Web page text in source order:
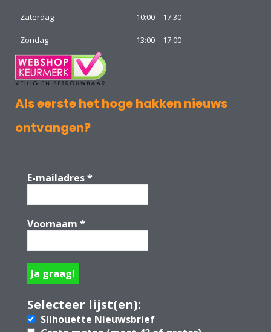
Zaterdag 10:00 – 17:30
Zondag 13:00 – 17:00
Als eerste het hoge hakken nieuws
ontvangen?
E-mailadres*
Voornaam *
Selecteer lijst(en):
Silhouette Nieuwsbrief